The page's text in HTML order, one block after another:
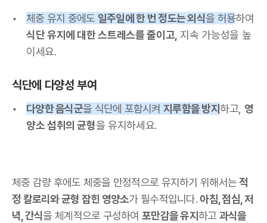
체중 유지 중에도 일주일에 한 번 정도는 외식을 허용하여
식단 유지에 대한 스트레스를 줄이고, 지속 가능성을 높
이세요.
식단에 다양성 부여
다양한 음식군을 식단에 포함시켜지루함을 방지하고, 영
양소 섭취의 균형을 유지하세요.
체중 감량 후에도 체중을 안정적으로 유지하기 위해서는적
정 칼로리와 균형 잡힌 영양소가 필수적입니다. 아침, 점심, 저
녁, 간식을 체계적으로 구성하여포만감을 유지하고 과식을